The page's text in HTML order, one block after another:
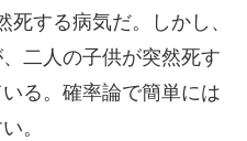
する病気だ。しかし、
二人の子供が突然死す
る。確率論で簡単には
。